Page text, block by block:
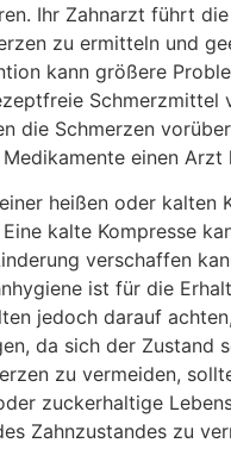
Ihr Zahnarzt führt
zu ermitteln und
kann größere
die Schmerzen
einen Arzt
heißen oder kalten
kalte Kompresse
verschaffen
ist für die
jedoch darauf
da sich der Zustand
zu vermeiden,
zuckerhaltige
Zahnzustandes zu